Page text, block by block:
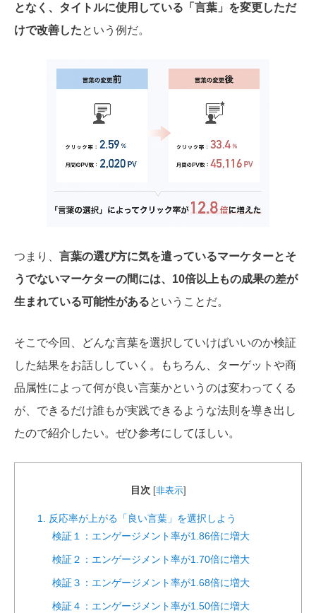
となく、タイトルに使用している「言葉」を変更しただ
けで改善したという例だ。
つまり、 言葉の選び方に気を遣っているマーケターとそ
うでないマーケターの間には、10倍以上もの成果の差が
生まれている可能性があるということだ。
そこで今回、どんな言葉を選択していけばいいのか検証
した結果をお話ししていく。もちろん、ターゲットや商
品属性によって何が良い言葉かというのは変わってくる
が、できるだけ誰もが実践できるような法則を導き出し
たので紹介したい。ぜひ参考にしてほしい。
目次 非表示]
1. 反応率が上がる「良い言葉」を選択しよう
検証１：エンゲージメント率が1.86倍に増大
検証２：エンゲージメント率が1.70倍に増大
検証３：エンゲージメント率が1.68倍に増大
検証４：エンゲージメント率が1.50倍に増大